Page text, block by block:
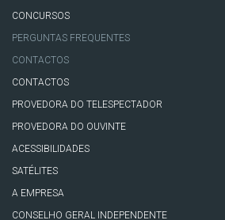
CONCURSOS
PERGUNTAS FREQUENTES
CONTACTOS
CONTACTOS
PROVEDORA DO TELESPECTADOR
PROVEDORA DO OUVINTE
ACESSIBILIDADES
SATÉLITES
A EMPRESA
CONSELHO GERAL INDEPENDENTE